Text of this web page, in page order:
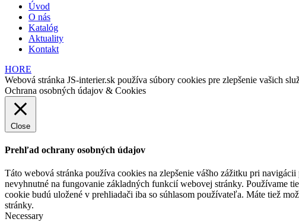
Úvod
O nás
Katalóg
Aktuality
Kontakt
HORE
Webová stránka JS-interier.sk používa súbory cookies pre zlepšenie vašich
Ochrana osobných údajov & Cookies
Close
Prehľad ochrany osobných údajov
Táto webová stránka používa cookies na zlepšenie vášho zážitku pri
nevyhnutné na fungovanie základných funkcií webovej stránky. Používame
cookie budú uložené v prehliadači iba so súhlasom používateľa. Máte tiež
stránky.
Necessary